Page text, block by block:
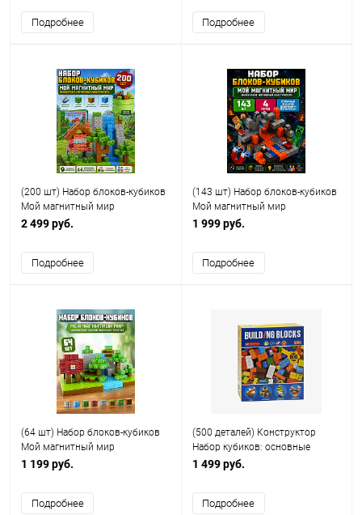
Подробнее Подробнее
(200 шт) Набор блоков-кубиков
Мой магнитный мир
(майнкрафт магнитный
2 499 руб.
Подробнее
(143 шт) Набор блоков-кубиков
Мой магнитный мир
(майнкрафт магнитный
1 999 руб.
Подробнее
(64 шт) Набор блоков-кубиков
Мой магнитный мир
(майнкрафт магнитный
1 199 руб.
Подробнее
(500 деталей) Конструктор
Набор кубиков: основные
элементы
1 499 руб.
Подробнее